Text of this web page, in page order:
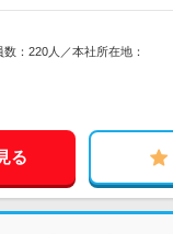
：220人／本社所在地：
る